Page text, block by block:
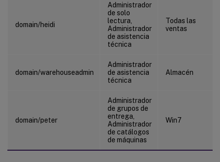
domain/heidi
Administrador
de solo
lectura,
Administrador
de asistencia
técnica
Todas las
ventas
domain/warehouseadmin
Administrador
de asistencia
técnica
Almacén
domain/peter
Administrador
de grupos de
entrega,
Administrador
de catálogos
de máquinas
Win7